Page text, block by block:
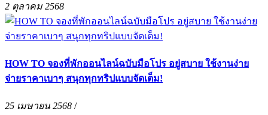
2 ตุลาคม 2568
HOW TO จองที่พักออนไลน์ฉบับมือโปร อยู่สบาย ใช้งานง่าย
จ่ายราคาเบาๆ สนุกทุกทริปแบบจัดเต็ม!
25 เมษายน 2568 /